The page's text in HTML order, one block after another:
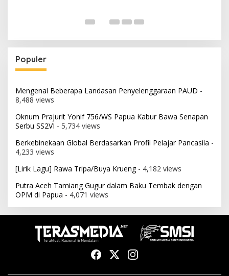
Populer
Mengenal Beberapa Landasan Penyelenggaraan PAUD -
8,488 views
Oknum Prajurit Yonif 756/WS Papua Kabur Bawa Senapan
Serbu SS2VI - 5,734 views
Berkebinekaan Global Berdasarkan Profil Pelajar Pancasila -
4,233 views
[Lirik Lagu] Rawa Tripa/Buya Krueng- 4,182 views
Putra Aceh Tamiang Gugur dalam Baku Tembak dengan
OPM di Papua - 4,071 views